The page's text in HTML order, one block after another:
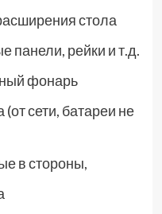
стола
панели, рейки и т.д.
фонарь
сети, батареи не
в стороны,